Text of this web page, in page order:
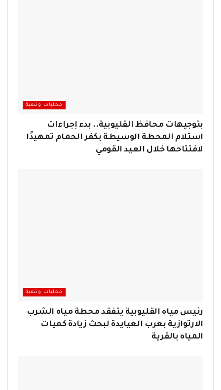
محليات وتنمية
بتوجيهات محافظ القليوبية.. بدء إجراءات
استلام المحطة الوسيطة بكفر الحمام تمهيدًا
لافتتاحها خلال العيد القومي
محليات وتنمية
رئيس مياه القليوبية يتفقد محطة مياه الشرب
الارتوازية بعرب العيايدة لبحث زيادة كميات
المياه بالقرية